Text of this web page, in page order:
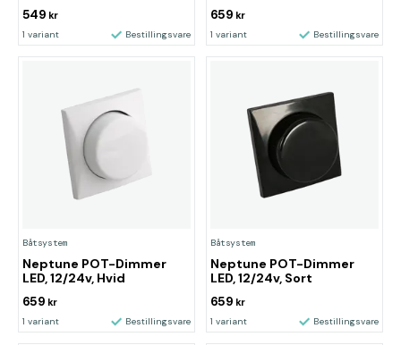
549 kr
1 variant Bestillingsvare
659 kr
1 variant Bestillingsvare
Båtsystem
Neptune POT-Dimmer
LED, 12/24v, Hvid
659 kr
1 variant Bestillingsvare
Båtsystem
Neptune POT-Dimmer
LED, 12/24v, Sort
659 kr
1 variant Bestillingsvare